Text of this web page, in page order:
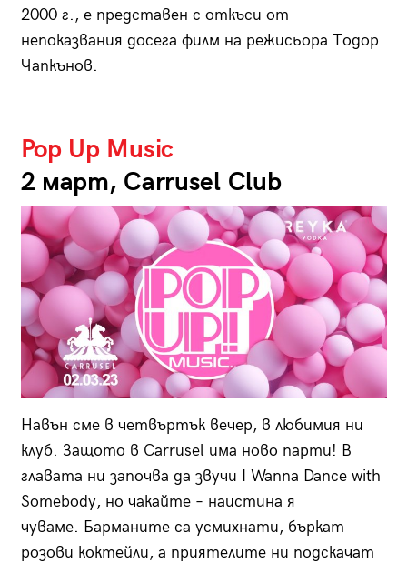
2000 г., е представен с откъси от
непоказвания досега филм на режисьора Тодор
Чапкънов.
Pop Up Music
2 март, Carrusel Club
Навън сме в четвъртък вечер, в любимия ни
клуб. Защото в Carrusel има ново парти! В
главата ни започва да звучи I Wanna Dance with
Somebody, но чакайте – наистина я
чуваме. Барманите са усмихнати, бъркат
розови коктейли, а приятелите ни подскачат